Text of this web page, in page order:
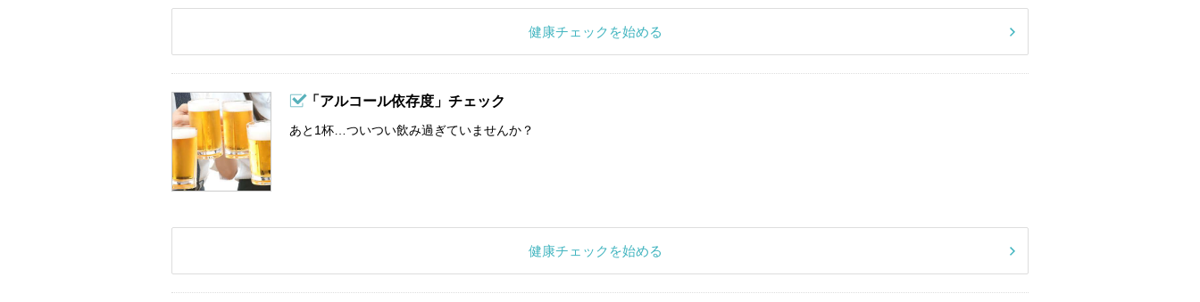
健康チェックを始める
「アルコール依存度」チェック
あと1杯…ついつい飲み過ぎていませんか？
健康チェックを始める